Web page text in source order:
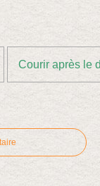
Courir après le